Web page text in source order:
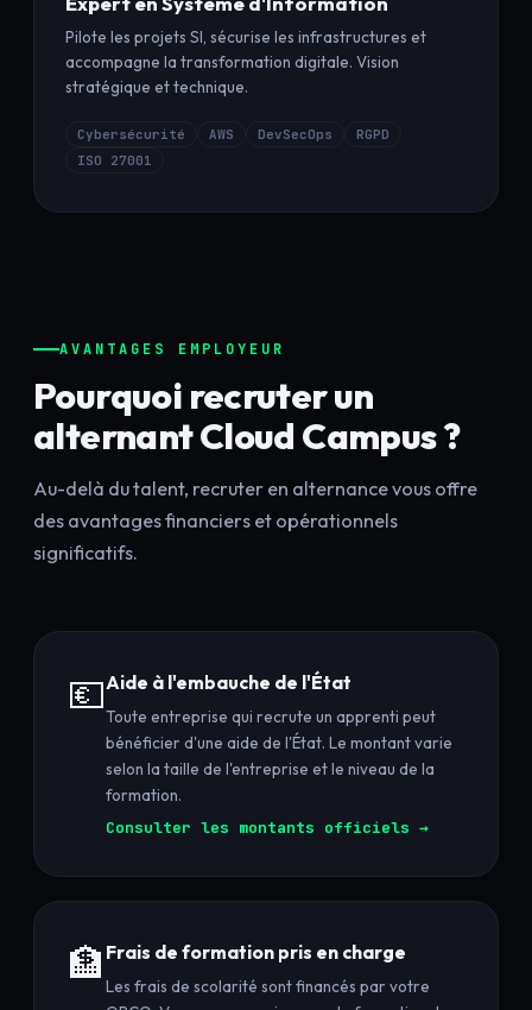
Pilote les projets SI, sécurise les infrastructures et
accompagne la transformation digitale. Vision
stratégique et technique.
Cybersécurité AWS DevSecOps
RGPD
ISO 27001
AVANTAGES EMPLOYEUR
Pourquoi recruter un
alternant Cloud Campus ?
Au-delà du talent, recruter en alternance vous offre
des avantages financiers et opérationnels
significatifs.
💶Aide à l'embauche de l'État
Toute entreprise qui recrute un apprenti peut
bénéficier d'une aide de l'État. Le montant varie
selon la taille de l'entreprise et le niveau de la
formation.
Consulter les montants officiels →
🏦 Frais de formation pris en charge
Les frais de scolarité sont financés par votre